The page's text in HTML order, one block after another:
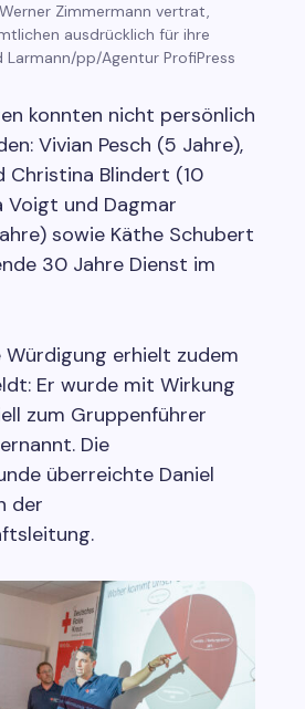
Zimmermann vertrat,
ausdrücklich für ihre
Larmann/pp/Agentur ProfiPress
konnten nicht persönlich
Vivian Pesch (5 Jahre),
Christina Blindert (10
Voigt und Dagmar
sowie Käthe Schubert
30 Jahre Dienst im
Würdigung erhielt zudem
Er wurde mit Wirkung
zum Gruppenführer
Die
überreichte Daniel
der